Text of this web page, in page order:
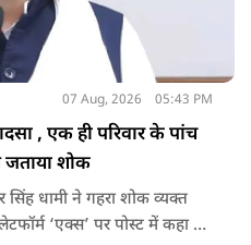
07 Aug, 2026 05:43 PM
, एक ही परिवार के पांच
जताया शोक
सिंह धामी ने गहरा शोक व्यक्त
‘एक्स’ पर पोस्ट में कहा कि